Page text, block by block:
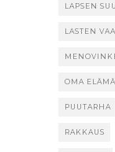
LAPSEN
LASTEN
OMA ELÄMÄ
PUUTARHA
RAKKAUS